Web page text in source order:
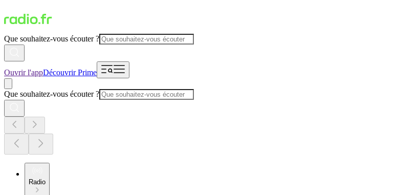
Que souhaitez-vous écouter ?
Ouvrir l'appDécouvrir Prime
Que souhaitez-vous écouter ?
Radio